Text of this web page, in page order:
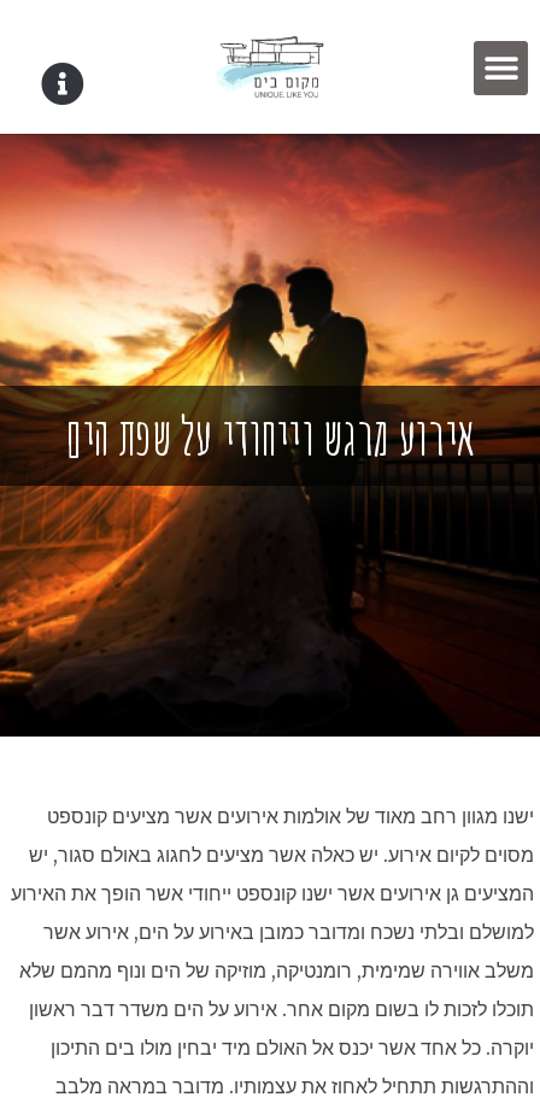
אירוע מרגש וייחודי על שפת הים
ישנו מגוון רחב מאוד של אולמות אירועים אשר מציעים קונספט
מסוים לקיום אירוע. יש כאלה אשר מציעים לחגוג באולם סגור, יש
המציעים גן אירועים אשר ישנו קונספט ייחודי אשר הופך את האירוע
למושלם ובלתי נשכח ומדובר כמובן באירוע על הים, אירוע אשר
משלב אווירה שמימית, רומנטיקה, מוזיקה של הים ונוף מהמם שלא
תוכלו לזכות לו בשום מקום אחר. אירוע על הים משדר דבר ראשון
יוקרה. כל אחד אשר יכנס אל האולם מיד יבחין מולו בים התיכון
וההתרגשות תתחיל לאחוז את עצמותיו. מדובר במראה מלבב